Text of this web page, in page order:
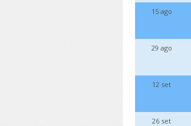
15 ago
29 ago
12 set
26 set